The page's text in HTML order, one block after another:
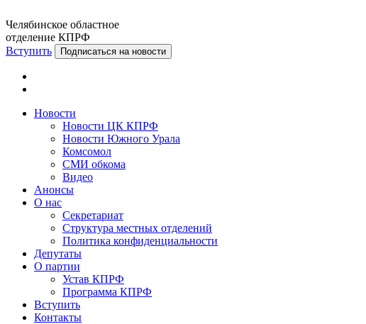
Челябинское областное
отделение КПРФ
Вступить
Подписаться на новости
Новости
Новости ЦК КПРФ
Новости Южного Урала
Комсомол
СМИ обкома
Видео
Анонсы
О нас
Секретариат
Структура местных отделений
Политика конфиденциальности
Депутаты
О партии
Устав КПРФ
Программа КПРФ
Вступить
Контакты